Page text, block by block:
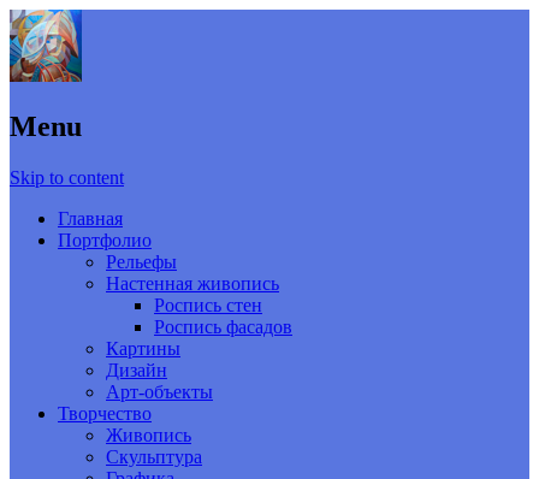
Menu
Skip to content
Главная
Портфолио
Рельефы
Настенная живопись
Роспись стен
Роспись фасадов
Картины
Дизайн
Арт-объекты
Творчество
Живопись
Скульптура